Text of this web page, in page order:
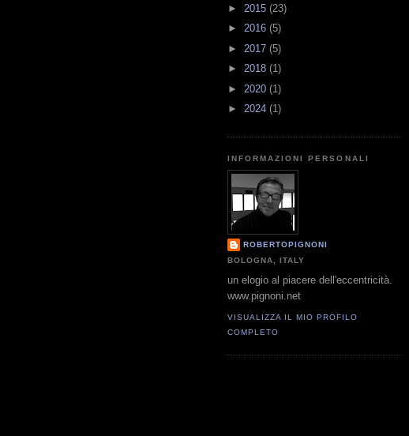
► 2015 (23)
► 2016 (5)
► 2017 (5)
► 2018 (1)
► 2020 (1)
► 2024 (1)
INFORMAZIONI PERSONALI
ROBERTOPIGNONI
BOLOGNA, ITALY
un elogio al piacere dell'eccentricità.
www.pignoni.net
VISUALIZZA IL MIO PROFILO
COMPLETO